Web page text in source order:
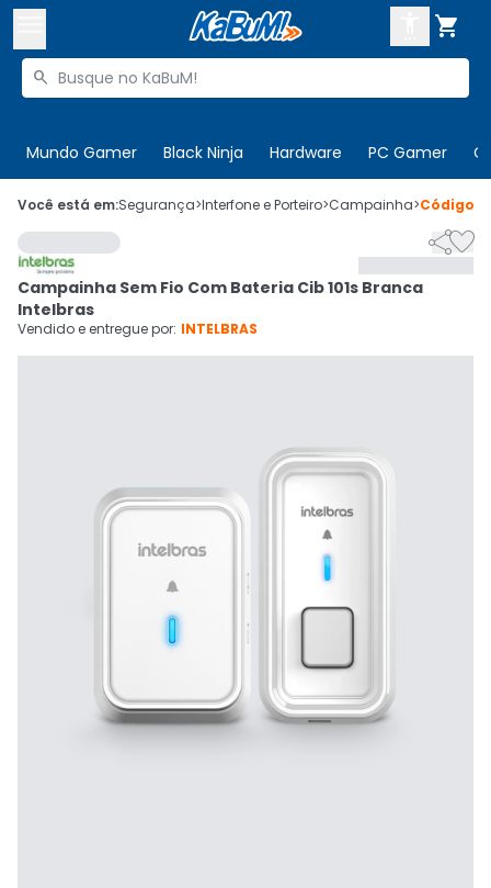

Buscar produtos

Mundo Gamer Black Ninja Hardware PC Gamer
 Olá. Acesse sua conta
 Departamentos
Cupons
CADASTRE-SE
Você está em:Segurança>Interfone e Porteiro>Campainha>Código

Campainha Sem Fio Com Bateria Cib 101s Branca
Intelbras
Vendido e entregue por: INTELBRAS